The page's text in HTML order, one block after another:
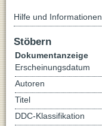
Hilfe und Informationen
Stöbern
Dokumentanzeige
Erscheinungsdatum
Autoren
Titel
DDC-Klassifikation